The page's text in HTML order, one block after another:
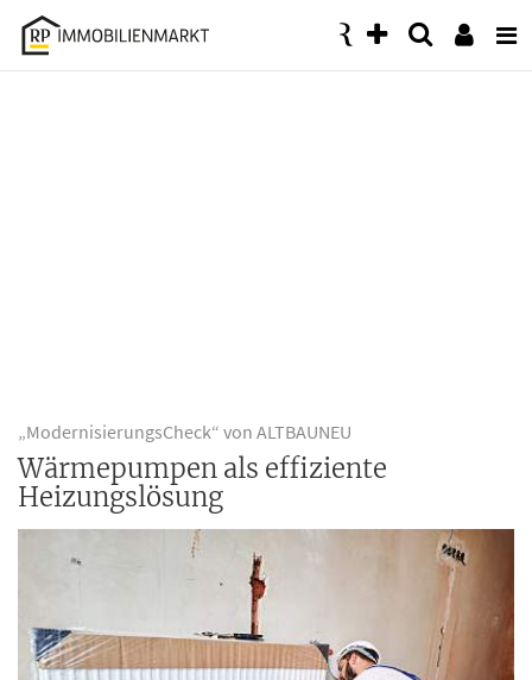
Accessibility
Modus
„ModernisierungsCheck“ von ALTBAUNEU
Wärmepumpen als effiziente
Heizungslösung